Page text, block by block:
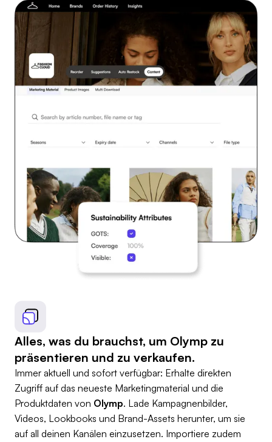
Alles, was du brauchst, um Olymp zu
präsentieren und zu verkaufen.
Immer aktuell und sofort verfügbar: Erhalte direkten
Zugriff auf das neueste Marketingmaterial und die
Produktdaten von Olymp. Lade Kampagnenbilder,
Videos, Lookbooks und Brand-Assets herunter, um sie
auf all deinen Kanälen einzusetzen. Importiere zudem